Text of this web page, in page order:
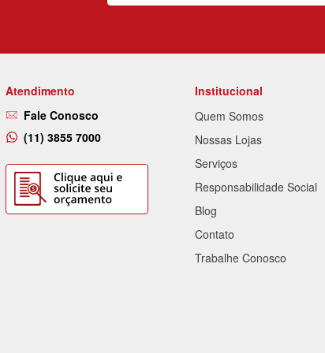
Atendimento
Fale Conosco
(11) 3855 7000
Institucional
Quem Somos
Nossas Lojas
Serviços
Responsabilidade Social
Blog
Contato
Trabalhe Conosco